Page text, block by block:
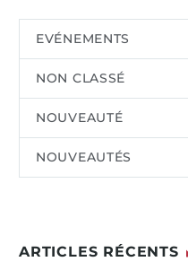
EVÉNEMENTS
NON CLASSÉ
NOUVEAUTÉ
NOUVEAUTÉS
ARTICLES RÉCENTS